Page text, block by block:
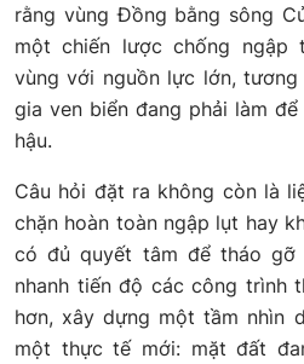
rằng vùng Đồng bằng sông
một chiến lược chống ngập
vùng với nguồn lực lớn,
gia ven biển đang phải làm
hậu.
Câu hỏi đặt ra không còn là
chặn hoàn toàn ngập lụt hay
có đủ quyết tâm để tháo gỡ
nhanh tiến độ các công trình
hơn, xây dựng một tầm nhìn
một thực tế mới: mặt đất